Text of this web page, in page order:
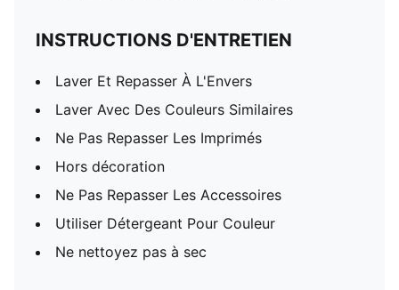
INSTRUCTIONS D'ENTRETIEN
Laver Et Repasser À L'Envers
Laver Avec Des Couleurs Similaires
Ne Pas Repasser Les Imprimés
Hors décoration
Ne Pas Repasser Les Accessoires
Utiliser Détergeant Pour Couleur
Ne nettoyez pas à sec